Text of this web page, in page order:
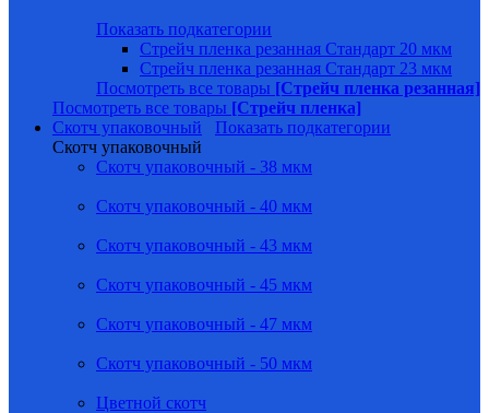
Показать подкатегории
Стрейч пленка резанная Стандарт 20 мкм
Стрейч пленка резанная Стандарт 23 мкм
Посмотреть все товары [Стрейч пленка резанная]
Посмотреть все товары [Стрейч пленка]
Скотч упаковочный
Показать подкатегории
Скотч упаковочный
Скотч упаковочный - 38 мкм
Скотч упаковочный - 40 мкм
Скотч упаковочный - 43 мкм
Скотч упаковочный - 45 мкм
Скотч упаковочный - 47 мкм
Скотч упаковочный - 50 мкм
Цветной скотч